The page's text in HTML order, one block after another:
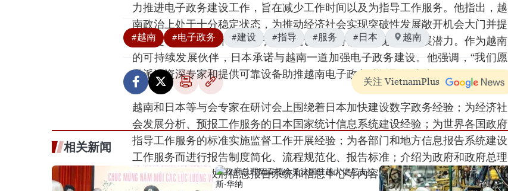
力推进电子政务建设工作，旨在减少工作时间以及为指导工作服务。他指出，越
南政治上处于十分稳定状态，为推动经济社会实现突破性发展敞开机会大门并提
供前提，在此情况下加快电子政务建设十分符合越南现有的发展潜力。作为越南
的可持续发展伙伴，日本承诺与越南一道加强电子政务建设。他强调，“我们愿
意派遣资深专家和提供可靠设备助推越南电子政务建设取得成功。”
越南和日本等与会专家在研讨会上围绕着日本加快建设数字政务经验；为经济社
会发展分析、预报工作服务的日本国家统计信息系统建设经验；为世界各国政府
指导工作服务的标准实施监督工作开展经验；为各部门和地方信息报告系统建设
工作服务而进行报告制度简化、流程规范化、报告标准；介绍为政府和政府总理
指导工作服务的政府信息报告系统和信息中心等内容进行深入讨论等。
#越南 #电子政务 #建设 #指导 #服务 #日本 越南
关注 VietnamPlus
相关新闻